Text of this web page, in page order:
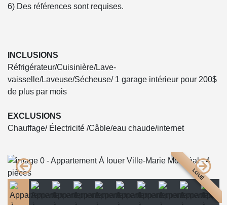
6) Des références sont requises.
INCLUSIONS
Réfrigérateur/Cuisinière/Lave-
vaisselle/Laveuse/Sécheuse/ 1 garage intérieur pour 200$
de plus par mois
EXCLUSIONS
Chauffage/ Électricité /Câble/eau chaude/internet
LOUÉ